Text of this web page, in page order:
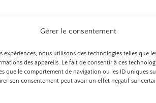
Gérer le consentement
expériences, nous utilisons des technologies telles que
des appareils. Le fait de consentir à ces
que le comportement de navigation ou les ID uniques
son consentement peut avoir un effet négatif sur